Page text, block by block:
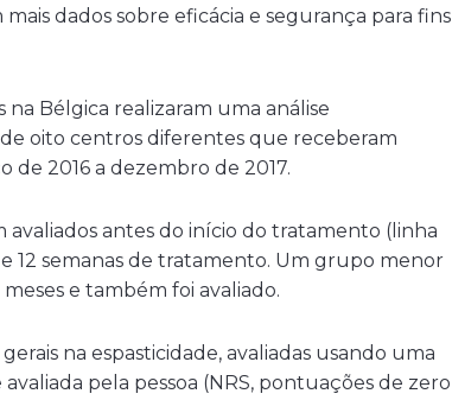
dados sobre eficácia e segurança para fins
na Bélgica realizaram uma análise
oito centros diferentes que receberam
2016 a dezembro de 2017.
avaliados antes do início do tratamento (linha
12 semanas de tratamento. Um grupo menor
e também foi avaliado.
na espasticidade, avaliadas usando uma
pela pessoa (NRS, pontuações de zero